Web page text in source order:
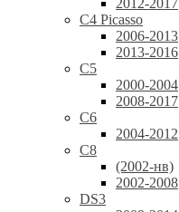
2012-2017
C4 Picasso
2006-2013
2013-2016
C5
2000-2004
2008-2017
C6
2004-2012
C8
(2002-нв)
2002-2008
DS3